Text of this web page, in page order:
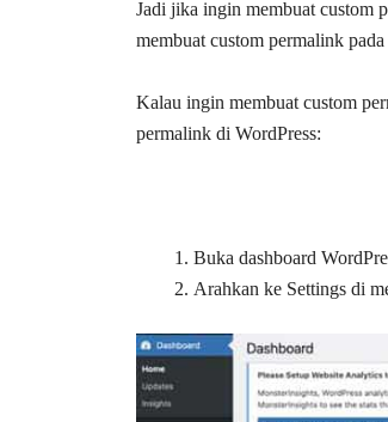
Jadi jika ingin membuat custom
membuat custom permalink
Kalau ingin membuat custom
permalink di WordPress:
Buka dashboard
Arahkan ke Settings di